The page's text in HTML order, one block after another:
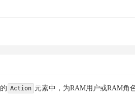
Action 元素中，为RAM用户或RAM角